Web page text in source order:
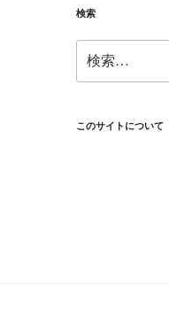
検索
索:
このサイトについて